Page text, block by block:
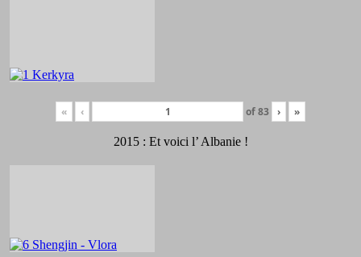
« ‹ of83 › »
2015 : Et voici l’ Albanie !